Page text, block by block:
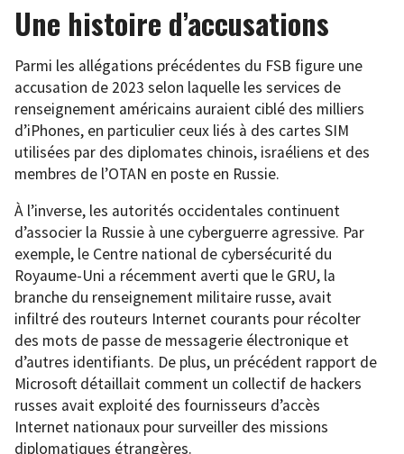
Une histoire d’accusations
Parmi les allégations précédentes du FSB figure une
accusation de 2023 selon laquelle les services de
renseignement américains auraient ciblé des milliers
d’iPhones, en particulier ceux liés à des cartes SIM
utilisées par des diplomates chinois, israéliens et des
membres de l’OTAN en poste en Russie.
À l’inverse, les autorités occidentales continuent
d’associer la Russie à une cyberguerre agressive. Par
exemple, le Centre national de cybersécurité du
Royaume-Uni a récemment averti que le GRU, la
branche du renseignement militaire russe, avait
infiltré des routeurs Internet courants pour récolter
des mots de passe de messagerie électronique et
d’autres identifiants. De plus, un précédent rapport de
Microsoft détaillait comment un collectif de hackers
russes avait exploité des fournisseurs d’accès
Internet nationaux pour surveiller des missions
diplomatiques étrangères.